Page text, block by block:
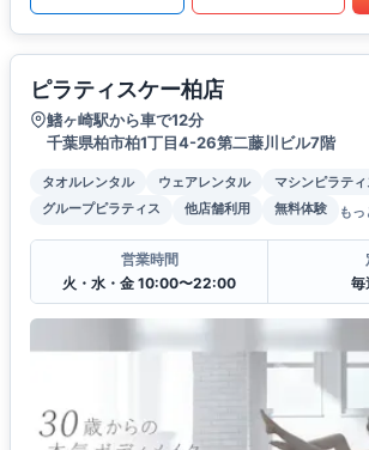
ピラティスケー柏店
鰭ヶ崎駅から車で12分
千葉県柏市柏1丁目4-26第二藤川ビル7階
タオルレンタル ウェアレンタル
マシンピラティ
グループピラティス
他店舗利用 無料体験 も
営業時間
火・水・金 10:00〜22:00
毎